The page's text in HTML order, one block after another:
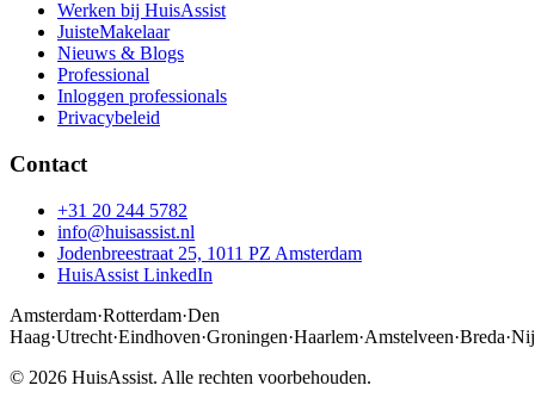
Werken bij HuisAssist
JuisteMakelaar
Nieuws & Blogs
Professional
Inloggen professionals
Privacybeleid
Contact
+31 20 244 5782
info@huisassist.nl
Jodenbreestraat 25, 1011 PZ Amsterdam
HuisAssist LinkedIn
Amsterdam·Rotterdam·Den
Haag·Utrecht·Eindhoven·Groningen·Haarlem·Amstelveen·Breda·
© 2026 HuisAssist. Alle rechten voorbehouden.